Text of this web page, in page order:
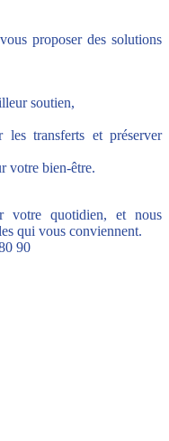
proposer des solutions
soutien,
les transferts et préserver
votre bien-être.
votre quotidien, et nous
qui vous conviennent.
90